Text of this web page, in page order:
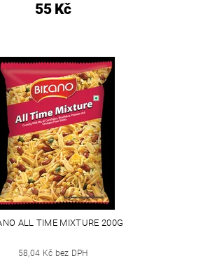
55 Kč
ALL TIME MIXTURE 200G
58,04 Kč bez DPH